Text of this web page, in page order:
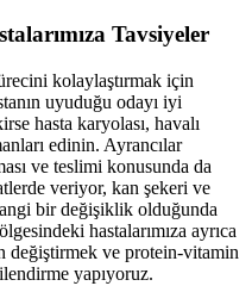
Tavsiyeler
kolaylaştırmak için
uyuduğu odayı iyi
hasta karyolası, havalı
edinin. Ayrancılar
ve teslimi konusunda da
veriyor, kan şekeri ve
bir değişiklik olduğunda
hastalarımıza ayrıca
değiştirmek ve protein-vitamin
yapıyoruz.